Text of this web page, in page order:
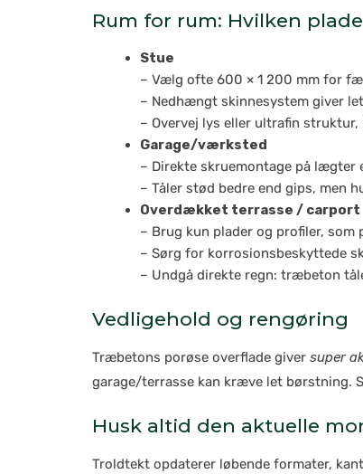
Rum for rum: Hvilken
Stue
– Vælg ofte 600 × 1 200 mm for
– Nedhængt skinnesystem giver
– Overvej lys eller ultrafin
Garage/værksted
– Direkte skrue­montage på
– Tåler stød bedre end gips, men
Overdækket terrasse / carport
– Brug kun plader og profiler,
– Sørg for korrosionsbeskyttede
– Undgå direkte regn: træbeton
Vedligehold og rengøring
Træbetons porøse overflade giver super
garage/terrasse kan kræve let børstning.
Husk altid den aktuelle
Troldtekt opdaterer løbende formater,